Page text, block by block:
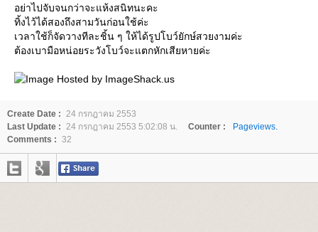
อย่าไปจับจนกว่าจะแห้งสนิทนะคะ
ทิ้งไว้ได้สองถึงสามวันก่อนใช้ค่ะ
เวลาใช้ก็จัดวางทีละชิ้น ๆ ให้ได้รูปโบว์ยักษ์สวยงามค่ะ
ต้องเบามือหน่อยระวังโบว์จะแตกหักเสียหายค่ะ
Create Date : 24 กรกฎาคม 2553
Last Update : 24 กรกฎาคม 2553 5:02:08 น. Counter :
Pageviews.
Comments : 32